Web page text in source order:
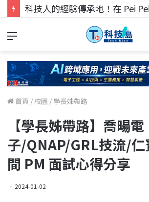
首頁 / 校園 / 學長姊帶路
【學長姊帶路】喬暘電
子/QNAP/GRL技流/
間 PM 面試心得分享
2024-01-02